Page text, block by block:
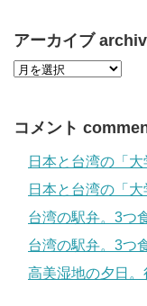
アーカイブ
コメント
日本と台湾の「大
日本と台湾の「大
台湾の駅弁。3つ
台湾の駅弁。3つ
高美湿地の夕日。